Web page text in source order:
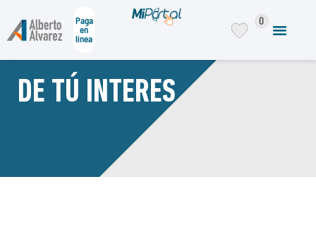
Paga
en
línea
0
DE TÚ INTERES